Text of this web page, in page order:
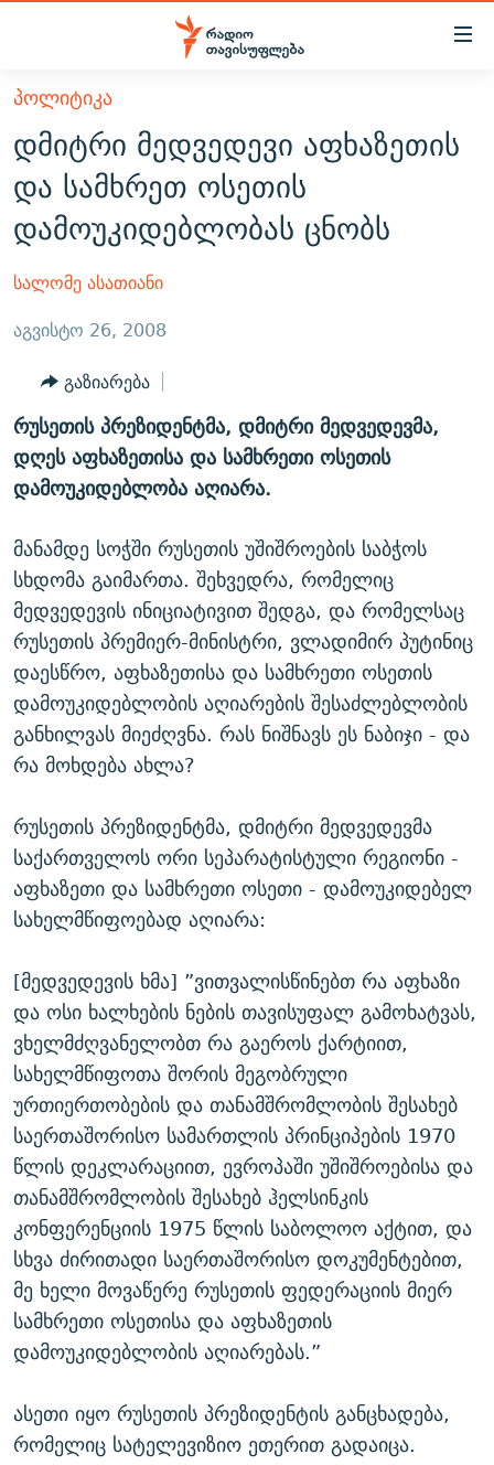
Accessibility
მთავარ
შინაარსზე
დაბრუნება
მთავარ
ნავიგაციაზე
დაბრუნება
ძიებაზე
დაბრუნება
ᲐᲮᲐᲚᲘ ᲐᲛᲑᲔᲑᲘ
ᲗᲔᲛᲔᲑᲘ
ᲞᲝᲚᲘᲢᲘᲙᲐ
ᲔᲙᲝᲜᲝᲛᲘᲙᲐ
ᲡᲐᲖᲝᲒᲐᲓᲝᲔᲑᲐ
ᲙᲣᲚᲢᲣᲠᲐ
ᲕᲘᲓᲔᲝ
ᲑᲚᲝᲒᲔᲑᲘ
ᲞᲝᲓᲙᲐᲡᲢᲔᲑᲘ
ᲐᲡᲐᲗᲘᲐᲜᲘᲡ ᲙᲣᲗᲮᲔ
60 ᲓᲔᲪᲘᲑᲔᲚᲘ
ᲒᲐᲜᲙᲘᲗᲮᲕᲘᲡ ᲓᲦᲔ
ᲓᲘᲚᲘᲡ ᲡᲐᲣᲑᲠᲔᲑᲘ
ᲨᲘᲜ - ᲣᲪᲮᲝᲔᲗᲨᲘ
ᲚᲘᲢᲔᲠᲐᲢᲣᲠᲣᲚᲘ ᲬᲐᲮᲜᲐᲒᲔᲑᲘ
ᲐᲛᲔᲠᲘᲙᲣᲚᲘ ᲛᲝᲗᲮᲠᲝᲑᲐ
ᲘᲛᲞᲔᲠᲘᲐ ᲓᲐ ᲠᲐᲓᲘᲝ
ᲒᲐᲓᲐᲪᲔᲛᲔᲑᲘ
ᲤᲔᲜᲝᲕᲐᲜᲘ - 2.10
ᲞᲠᲝᲔᲥᲢᲔᲑᲘ
ᲣᲙᲠᲐᲘᲜᲐᲨᲘ ᲓᲐᲦᲣᲞᲣᲚᲘ ᲥᲐᲠᲗᲕᲔᲚᲘ ᲛᲔᲑᲠᲫᲝᲚᲔᲑᲘ - 2022
ᲓᲐᲛᲝᲣᲙᲘᲓᲔᲑᲚᲝᲑᲘᲡ 100 ᲬᲔᲚᲘ
11 ᲬᲔᲚᲘ - 11 ᲐᲛᲑᲐᲕᲘ
ᲡᲐᲞᲐᲠᲚᲐᲛᲔᲜᲢᲝ ᲐᲠᲩᲔᲕᲜᲔᲑᲘᲡ ᲘᲡᲢᲝᲠᲘᲐ
ᲑᲐᲕᲨᲕᲔᲑᲘ ᲞᲠᲝᲡᲢᲘᲢᲣᲪᲘᲐᲨᲘ - ᲐᲛᲝᲣᲗᲥᲛᲔᲚᲘ ᲐᲛᲑᲐᲕᲘ
5 ᲐᲛᲑᲐᲕᲘ - 20 ᲘᲕᲜᲘᲡᲡ ᲓᲐᲨᲐᲕᲔᲑᲣᲚᲔᲑᲘ
ᲐᲒᲕᲘᲡᲢᲝᲡ ᲝᲛᲘ
ПРИВЕТ ᲙᲣᲚᲢᲣᲠᲐ
ЭХО КАВКАЗА
რთე/რთ-ის ყველა საიტი
ᲞᲝᲚᲘᲢᲘᲙᲐ
დმიტრი მედვედევი აფხაზეთის
და სამხრეთ ოსეთის
დამოუკიდებლობას ცნობს
სალომე ასათიანი
აგვისტო 26, 2008
გაზიარება
რუსეთის პრეზიდენტმა, დმიტრი მედვედევმა,
დღეს აფხაზეთისა და სამხრეთი ოსეთის
დამოუკიდებლობა აღიარა.
მანამდე სოჭში რუსეთის უშიშროების საბჭოს
სხდომა გაიმართა. შეხვედრა, რომელიც
მედვედევის ინიციატივით შედგა, და რომელსაც
რუსეთის პრემიერ-მინისტრი, ვლადიმირ პუტინიც
დაესწრო, აფხაზეთისა და სამხრეთი ოსეთის
დამოუკიდებლობის აღიარების შესაძლებლობის
განხილვას მიეძღვნა. რას ნიშნავს ეს ნაბიჯი - და
რა მოხდება ახლა?
რუსეთის პრეზიდენტმა, დმიტრი მედვედევმა
საქართველოს ორი სეპარატისტული რეგიონი -
აფხაზეთი და სამხრეთი ოსეთი - დამოუკიდებელ
სახელმწიფოებად აღიარა:
[მედვედევის ხმა] ”ვითვალისწინებთ რა აფხაზი
და ოსი ხალხების ნების თავისუფალ გამოხატვას,
ვხელმძღვანელობთ რა გაეროს ქარტიით,
სახელმწიფოთა შორის მეგობრული
ურთიერთობების და თანამშრომლობის შესახებ
საერთაშორისო სამართლის პრინციპების 1970
წლის დეკლარაციით, ევროპაში უშიშროებისა და
თანამშრომლობის შესახებ ჰელსინკის
კონფერენციის 1975 წლის საბოლოო აქტით, და
სხვა ძირითადი საერთაშორისო დოკუმენტებით,
მე ხელი მოვაწერე რუსეთის ფედერაციის მიერ
სამხრეთი ოსეთისა და აფხაზეთის
დამოუკიდებლობის აღიარებას.”
ასეთი იყო რუსეთის პრეზიდენტის განცხადება,
რომელიც სატელევიზიო ეთერით გადაიცა.